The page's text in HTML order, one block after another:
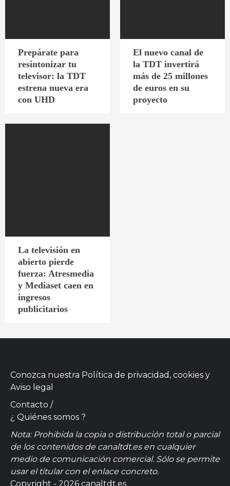
Prepárate para
resintonizar tu
televisor: la TDT
estrena nueva era
con UHD
El nuevo canal de
la TDT invertirá
más de 25 millones
de euros en su
proyecto
La televisión en
abierto pierde
fuerza: Atresmedia
y Mediaset caen en
ingresos
publicitarios
Conozca nuestra Política de privacidad, cookies y
Aviso legal
Contacto /
¿ Quiénes somos ?
Nota: Prohibida la copia o distribución total o parcial
de los contenidos de canaltdt.es en cualquier
medio de comunicación comercial. Sólo se permite
usar el titular con el enlace concreto.
Copyright - 2026 canaltdt.es